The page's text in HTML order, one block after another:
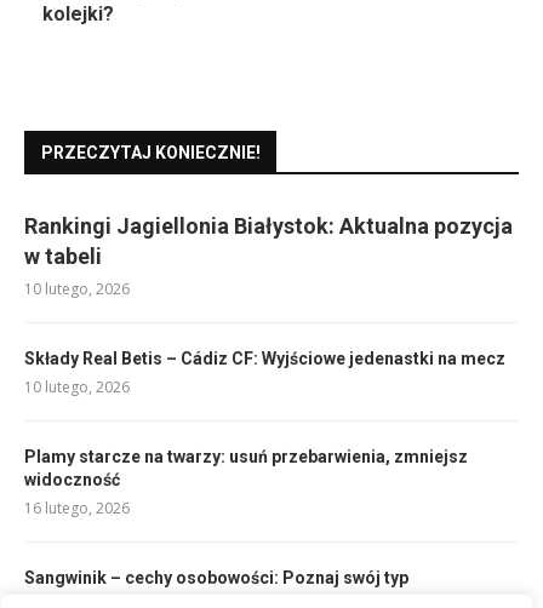
kolejki?
PRZECZYTAJ KONIECZNIE!
Rankingi Jagiellonia Białystok: Aktualna pozycja
w tabeli
10 lutego, 2026
Składy Real Betis – Cádiz CF: Wyjściowe jedenastki na mecz
10 lutego, 2026
Plamy starcze na twarzy: usuń przebarwienia, zmniejsz
widoczność
16 lutego, 2026
Sangwinik – cechy osobowości: Poznaj swój typ